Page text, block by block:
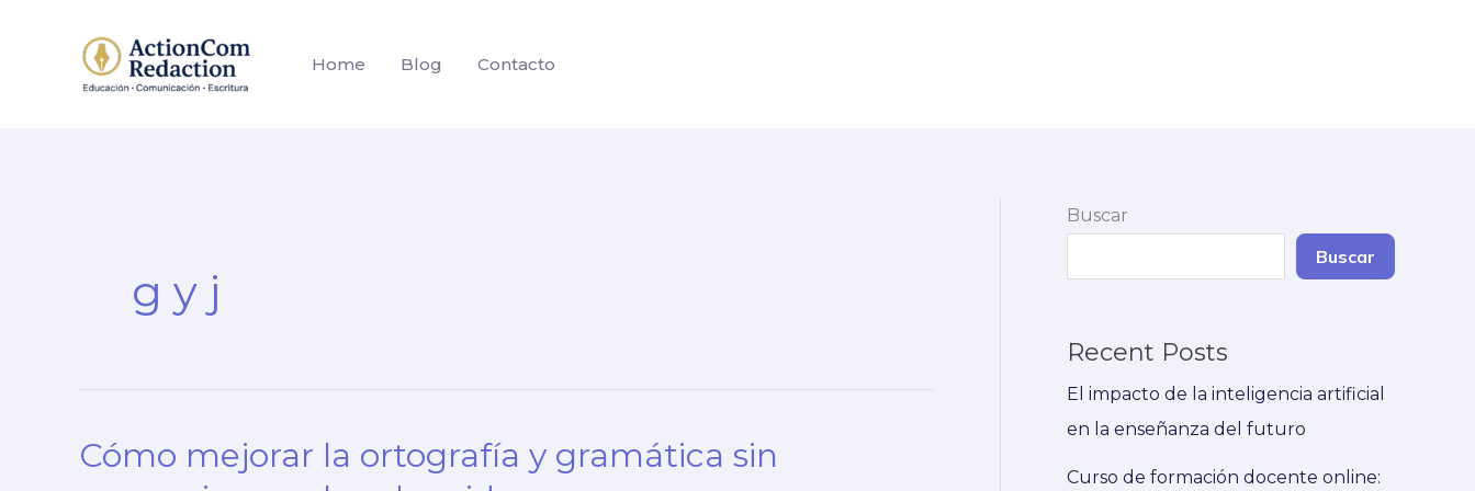
contenido
Home Blog Contacto
g y j
Cómo mejorar la ortografía y gramática sin
Buscar
Buscar
Recent Posts
El impacto de la inteligencia artificial
en la enseñanza del futuro
Curso de formación docente online: